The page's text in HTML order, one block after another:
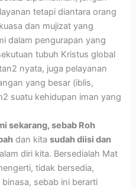
tetapi diantara orang
dan mujizat yang
dalam pengurapan yang
tubuh Kristus global
nyata, juga pelayanan
yang besar (iblis,
suatu kehidupan iman yang
sekarang, sebab Roh
dan kitasudah diisi dan
diri kita. Bersedialah Mat
tidak bersedia,
sebab ini berarti